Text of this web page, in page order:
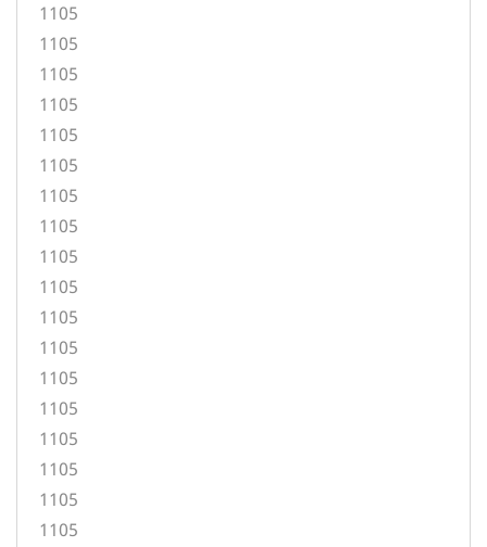
1105
1105
1105
1105
1105
1105
1105
1105
1105
1105
1105
1105
1105
1105
1105
1105
1105
1105